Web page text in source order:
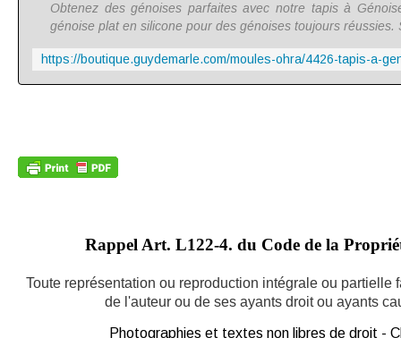
Obtenez des génoises parfaites avec notre tapis à
génoise plat en silicone pour des génoises toujours réussies.
Rappel Art. L122-4. du Code de la
Toute représentation ou reproduction intégrale ou partielle
de l'auteur ou de ses ayants droit ou ayants
Photographies et textes non libres de droit -